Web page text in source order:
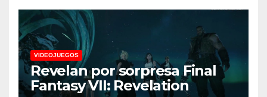
VIDEOJUEGOS
Revelan por sorpresa Final
Fantasy VII: Revelation